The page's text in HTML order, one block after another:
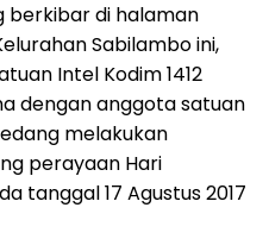
berkibar di halaman
Sabilambo ini,
Intel Kodim 1412
dengan anggota satuan
melakukan
perayaan Hari
tanggal 17 Agustus 2017